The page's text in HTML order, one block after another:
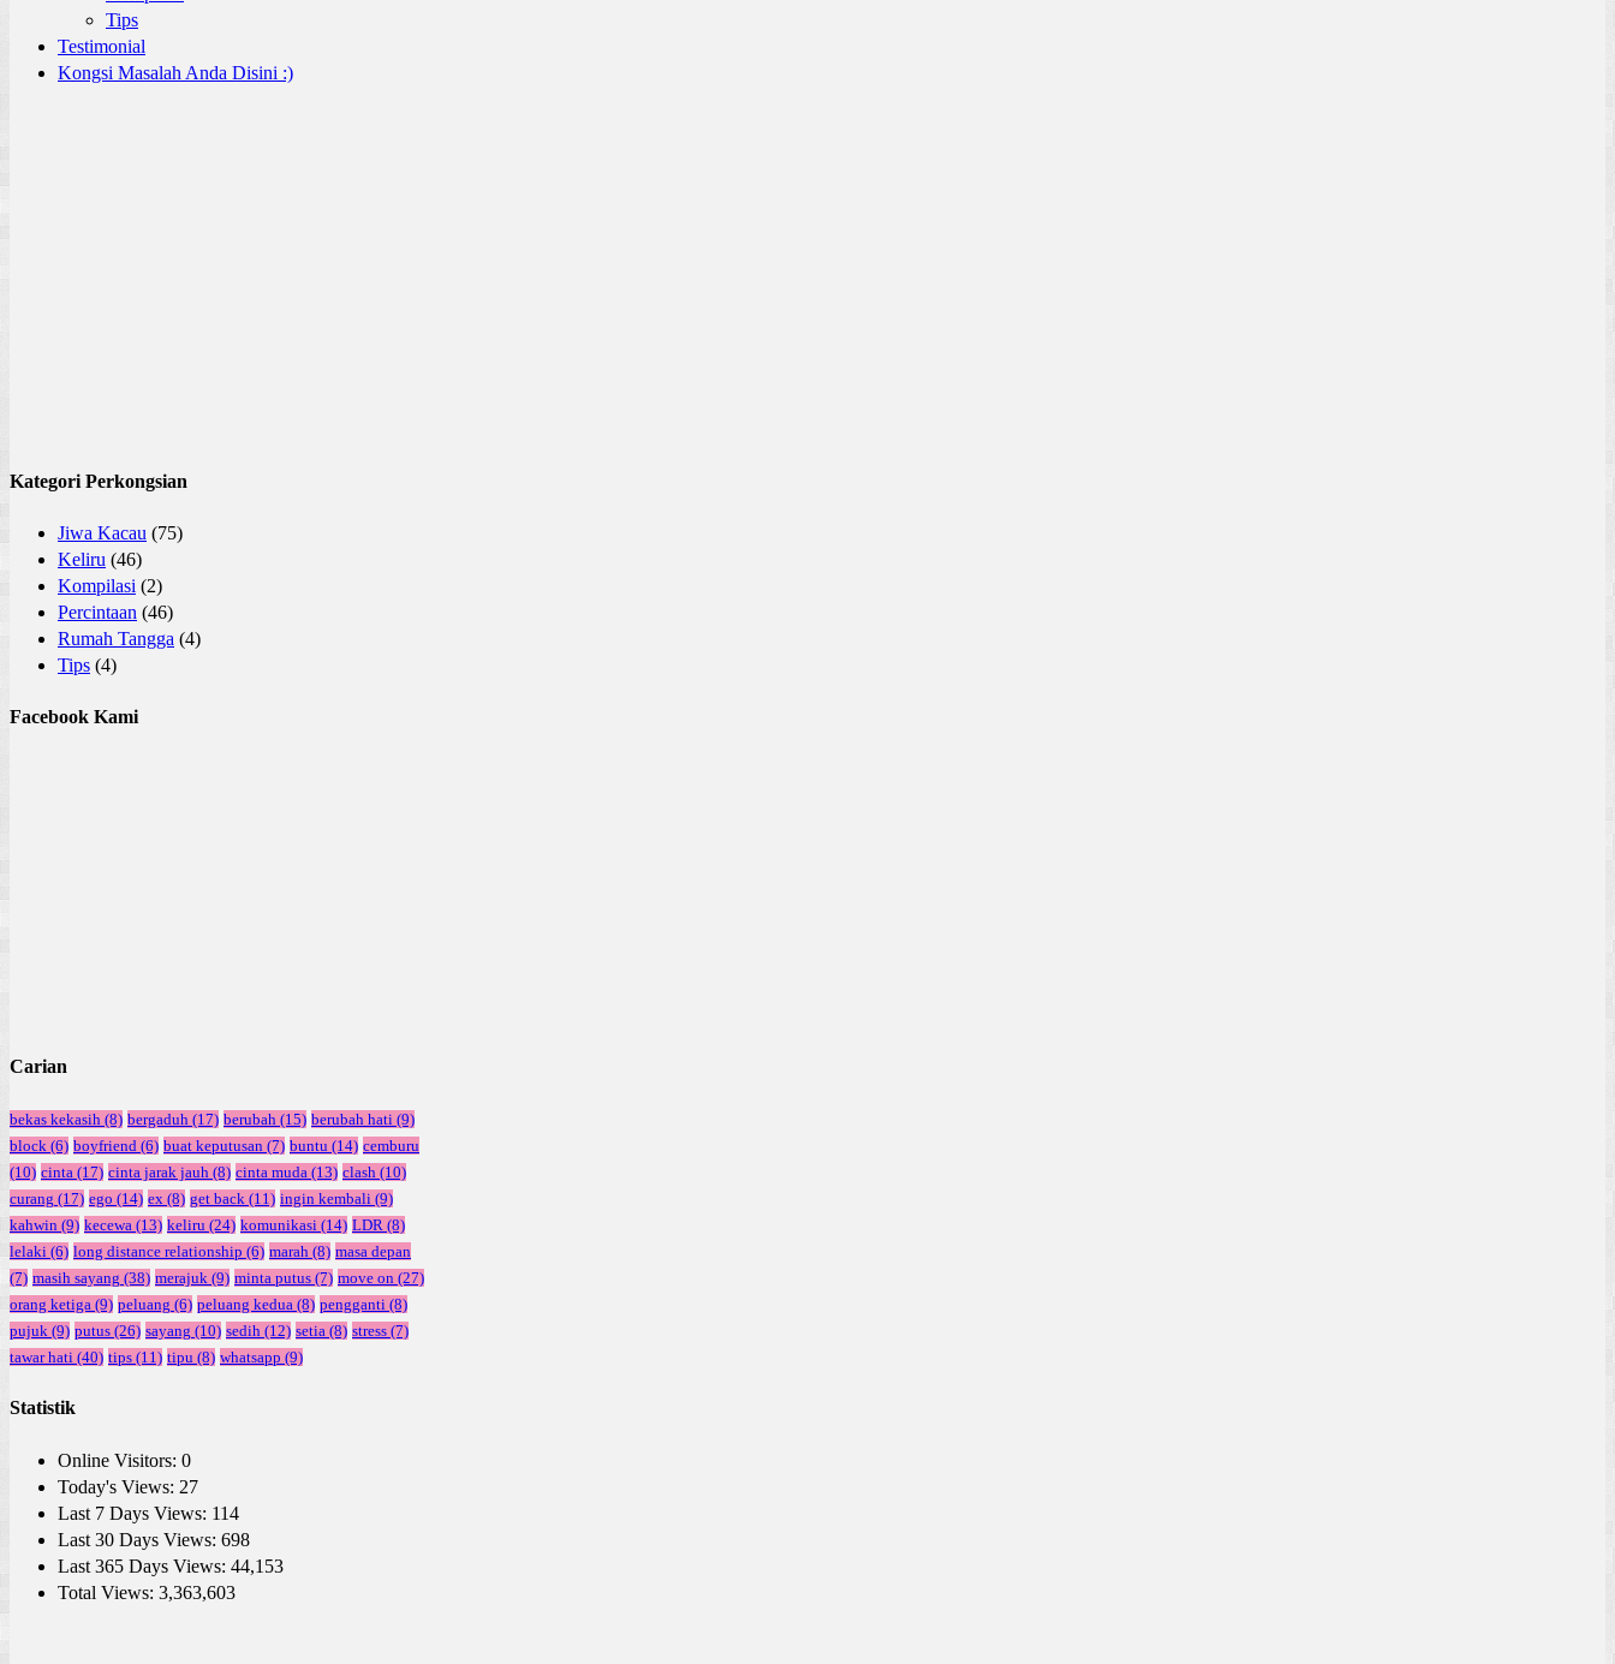
Tips
Testimonial
Kongsi Masalah Anda Disini :)
Kategori Perkongsian
Jiwa Kacau (75)
Keliru (46)
Kompilasi (2)
Percintaan (46)
Rumah Tangga (4)
Tips (4)
Facebook Kami
Carian
bekas kekasih (8) bergaduh (17) berubah (15) berubah hati (9)
block (6) boyfriend (6) buat keputusan (7) buntu (14) cemburu
(10) cinta (17) cinta jarak jauh (8) cinta muda (13) clash (10)
curang (17) ego (14) ex (8) get back (11) ingin kembali (9)
kahwin (9) kecewa (13) keliru (24) komunikasi (14) LDR (8)
lelaki (6) long distance relationship (6) marah (8) masa depan
(7) masih sayang (38) merajuk (9) minta putus (7) move on (27)
orang ketiga (9) peluang (6) peluang kedua (8) pengganti (8)
pujuk (9) putus (26) sayang (10) sedih (12) setia (8) stress (7)
tawar hati (40) tips (11) tipu (8) whatsapp (9)
Statistik
Online Visitors: 0
Today's Views: 27
Last 7 Days Views: 114
Last 30 Days Views: 698
Last 365 Days Views: 44,153
Total Views: 3,363,603